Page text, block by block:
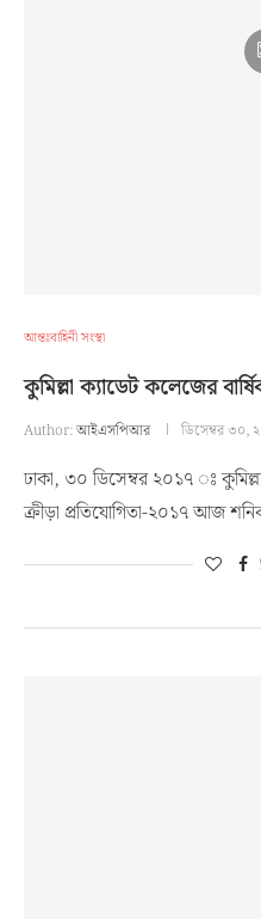
আন্তঃবাহিনী সংস্থা
কুমিল্লা ক্যাডেট কলেজের
Author:আইএসপিআর ডিসেম্বর ৩০,
ঢাকা, ৩০ ডিসেম্বর ২০১৭ ঃ
ক্রীড়া প্রতিযোগিতা-২০১৭ আজ